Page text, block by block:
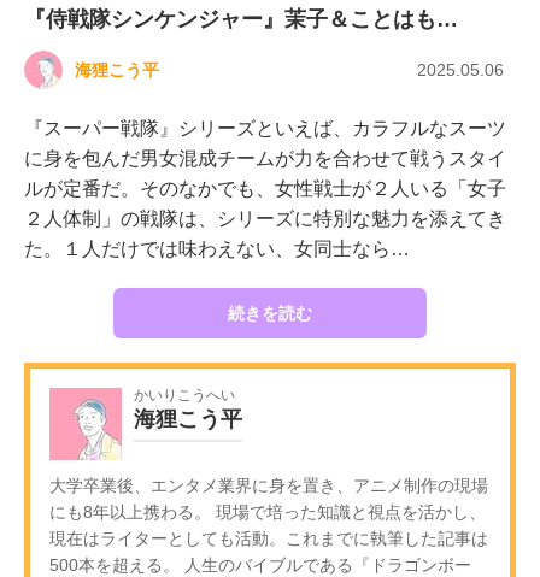
『侍戦隊シンケンジャー』茉子＆ことはも…
海狸こう平 2025.05.06
『スーパー戦隊』シリーズといえば、カラフルなスーツ
に身を包んだ男女混成チームが力を合わせて戦うスタイ
ルが定番だ。そのなかでも、女性戦士が２人いる「女子
２人体制」の戦隊は、シリーズに特別な魅力を添えてき
た。１人だけでは味わえない、女同士なら…
続きを読む
かいりこうへい
海狸こう平
大学卒業後、エンタメ業界に身を置き、アニメ制作の現場
にも8年以上携わる。 現場で培った知識と視点を活かし、
現在はライターとしても活動。これまでに執筆した記事は
500本を超える。 人生のバイブルである『ドラゴンボー